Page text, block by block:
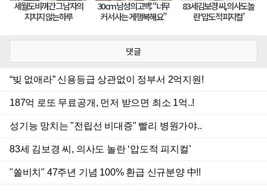
댓글